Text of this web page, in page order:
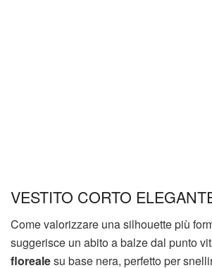
VESTITO CORTO
Come valorizzare una silhouette più
suggerisce un abito a balze dal punto
florealesu base nera, perfetto per